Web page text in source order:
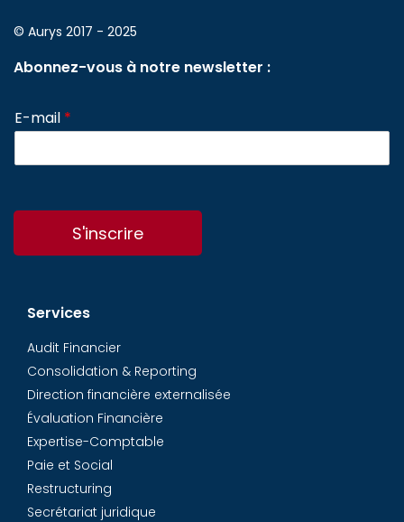
© Aurys 2017 - 2025
Abonnez-vous à notre newsletter :
E-mail *
S'inscrire
Services
Audit Financier
Consolidation & Reporting
Direction financière externalisée
Évaluation Financière
Expertise-Comptable
Paie et Social
Restructuring
Secrétariat juridique